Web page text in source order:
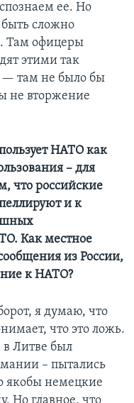
ее. Но
сложно
Там офицеры
этими так
там не было бы
не вторжение
НАТО как
– для
что российские
и к
Как местное
из России,
к НАТО?
я думаю, что
что это ложь.
в Литве был
– пытались
якобы немецкие